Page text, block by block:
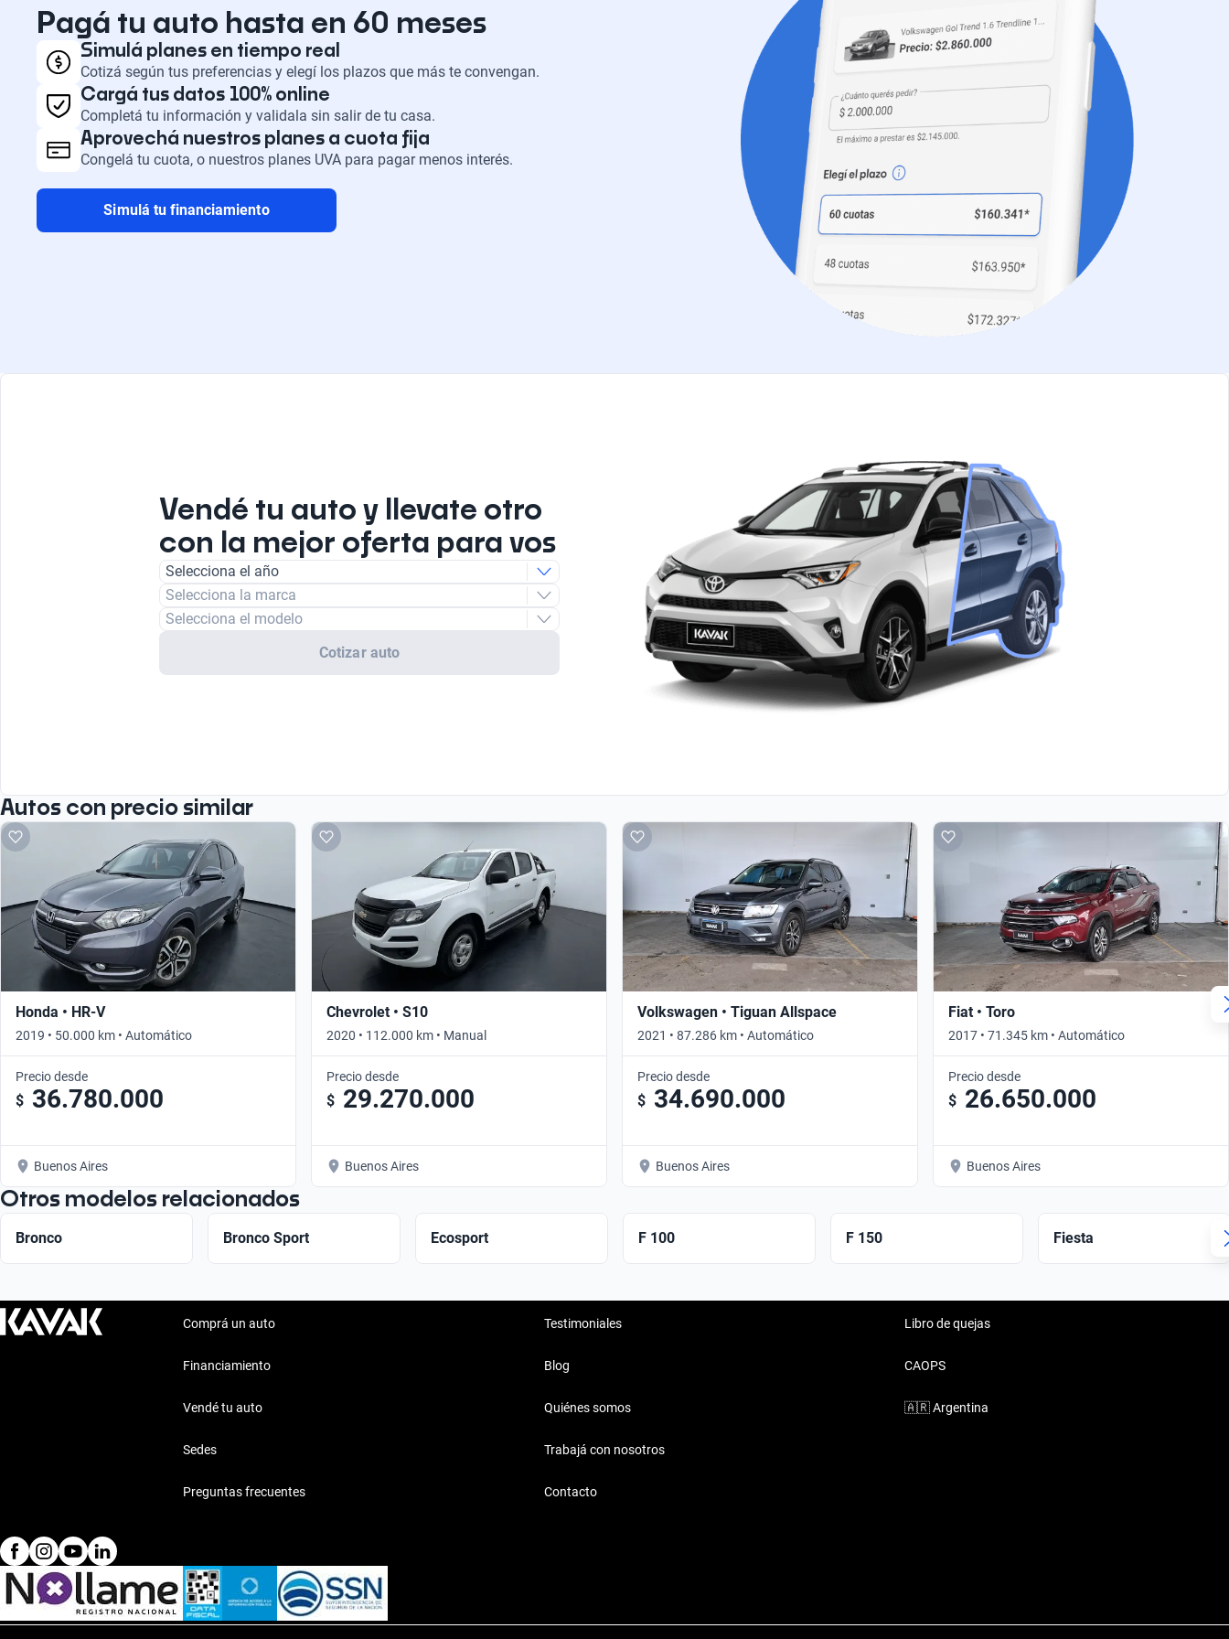
Pagá tu auto hasta en 60 meses
Simulá planes en tiempo real
Cotizá según tus preferencias y elegí los plazos que más te convengan.
Cargá tus datos 100% online
Completá tu información y validala sin salir de tu casa.
Aprovechá nuestros planes a cuota fija
Congelá tu cuota, o nuestros planes UVA para pagar menos interés.
Simulá tu financiamiento
Vendé tu auto y llevate otro
con la mejor oferta para vos
Selecciona el año
Selecciona la marca
Selecciona el modelo
Cotizar auto
Autos con precio similar
Honda • HR-V
2019 • 50.000 km • Automático
Precio desde
$ 36.780.000
Buenos Aires
Chevrolet • S10
2020 • 112.000 km • Manual
Precio desde
$ 29.270.000
Buenos Aires
Volkswagen • Tiguan Allspace
2021 • 87.286 km • Automático
Precio desde
$ 34.690.000
Buenos Aires
Fiat • Toro
2017 • 71.345 km • Automático
Precio desde
$ 26.650.000
Buenos Aires
Otros modelos relacionados
Bronco Bronco Sport Ecosport F 100 F 150 Fiesta
Comprá un auto
Financiamiento
Vendé tu auto
Sedes
Preguntas frecuentes
Testimoniales
Blog
Quiénes somos
Trabajá con nosotros
Contacto
Libro de quejas
CAOPS
🇦🇷 Argentina